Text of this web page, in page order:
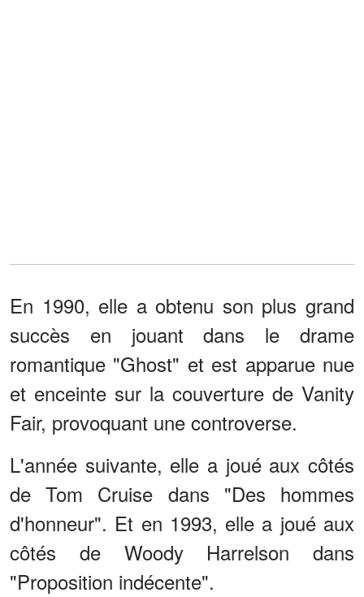
En 1990, elle a obtenu son plus grand
succès en jouant dans le drame
romantique "Ghost" et est apparue nue
et enceinte sur la couverture de Vanity
Fair, provoquant une controverse.
L'année suivante, elle a joué aux côtés
de Tom Cruise dans "Des hommes
d'honneur". Et en 1993, elle a joué aux
côtés de Woody Harrelson dans
"Proposition indécente".